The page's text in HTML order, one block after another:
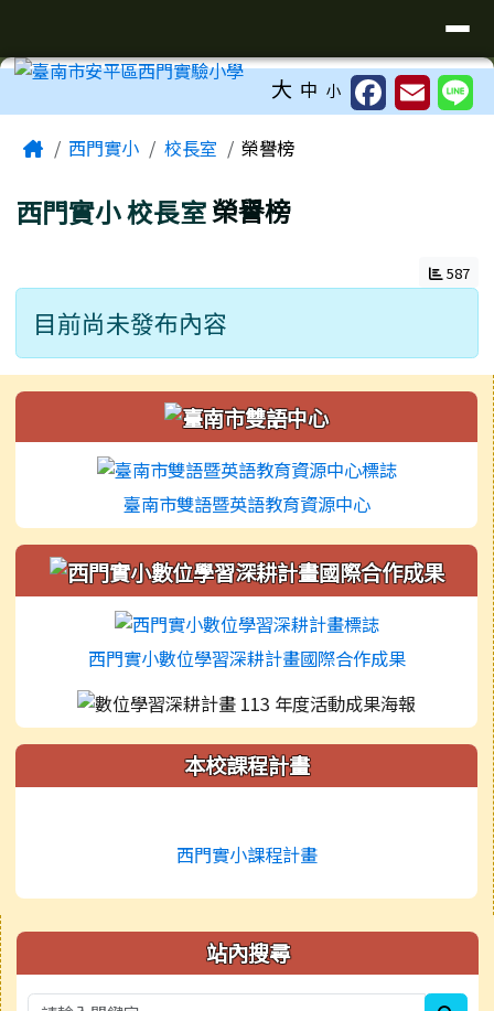
工具列 大 中 小
Home西門實小 校長室 榮譽榜
西門實小校長室榮譽榜
587
目前尚未發布內容
左邊區域內容
臺南市雙語暨英語教育資源中心
西門實小數位學習深耕計畫國際合作成果
本校課程計畫
西門實小課程計畫
右邊區域內容 站內搜尋